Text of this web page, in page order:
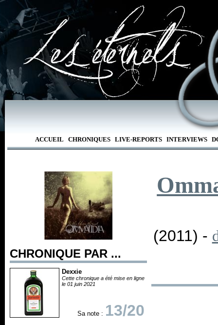
ACCUEIL CHRONIQUES LIVE-REPORTS INTERVIEWS
CHRONIQUE PAR ...
Dexxie
Cette chronique a été mise en ligne
le 01 juin 2021
Sa note : 13/20
(2011) -